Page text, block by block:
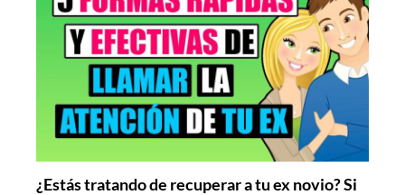
¿Estás tratando de recuperar a tu ex novio? Si